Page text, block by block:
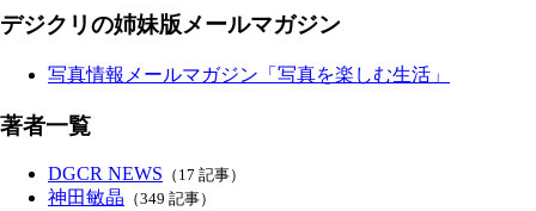
デジクリの姉妹版メールマガジン
写真情報メールマガジン「写真を楽しむ生活」
著者一覧
DGCR NEWS （17 記事）
神田敏晶 （349 記事）